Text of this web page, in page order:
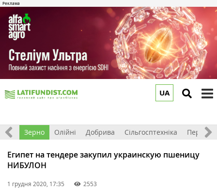
UA
Світ Зерно Олійні Добрива Сільгосптехніка
Египет на тендере закупил украинскую пшеницу
НИБУЛОН
1 грудня 2020, 17:35 2553